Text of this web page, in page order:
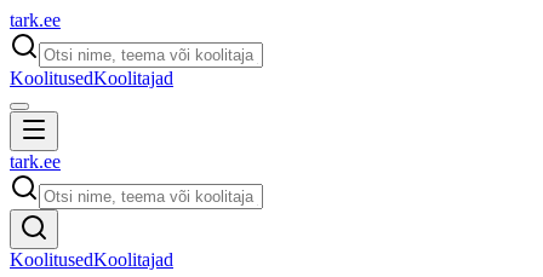
tark.ee
KoolitusedKoolitajad
tark.ee
KoolitusedKoolitajad